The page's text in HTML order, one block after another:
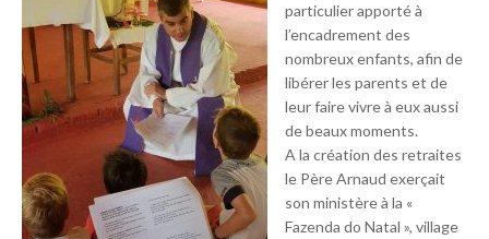
particulier apporté à
l’encadrement des
nombreux enfants, afin de
libérer les parents et de
leur faire vivre à eux aussi
de beaux moments.
A la création des retraites
le Père Arnaud exerçait
son ministère à la «
Fazenda do Natal », village